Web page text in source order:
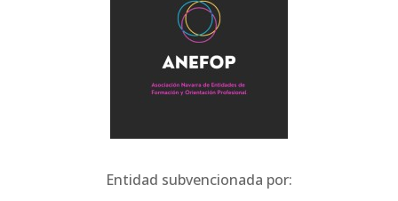
Entidad subvencionada por: